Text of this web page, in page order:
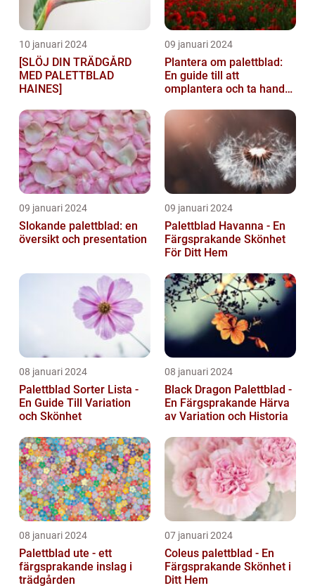
10 januari 2024
[SLÖJ DIN TRÄDGÅRD
MED PALETTBLAD
HAINES]
09 januari 2024
Plantera om palettblad:
En guide till att
omplantera och ta hand
09 januari 2024
Slokande palettblad: en
översikt och presentation
09 januari 2024
Palettblad Havanna - En
Färgsprakande Skönhet
För Ditt Hem
08 januari 2024
Palettblad Sorter Lista -
En Guide Till Variation
och Skönhet
08 januari 2024
Black Dragon Palettblad -
En Färgsprakande Härva
av Variation och Historia
08 januari 2024
Palettblad ute - ett
färgsprakande inslag i
trädgården
07 januari 2024
Coleus palettblad - En
Färgsprakande Skönhet i
Ditt Hem